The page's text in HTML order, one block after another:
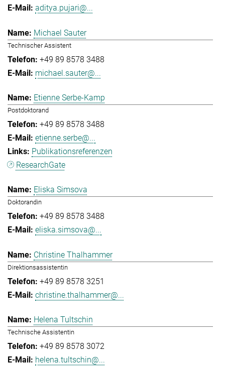
aditya.pujari@...
Michael Sauter
Technischer Assistent
+49 89 8578 3488
michael.sauter@...
Etienne Serbe-Kamp
Postdoktorand
+49 89 8578 3488
etienne.serbe@...
Publikationsreferenzen
ResearchGate
Eliska Simsova
Doktorandin
+49 89 8578 3488
eliska.simsova@...
Christine Thalhammer
Direktionsassistentin
+49 89 8578 3251
christine.thalhammer@...
Helena Tultschin
Technische Assistentin
+49 89 8578 3072
helena.tultschin@...